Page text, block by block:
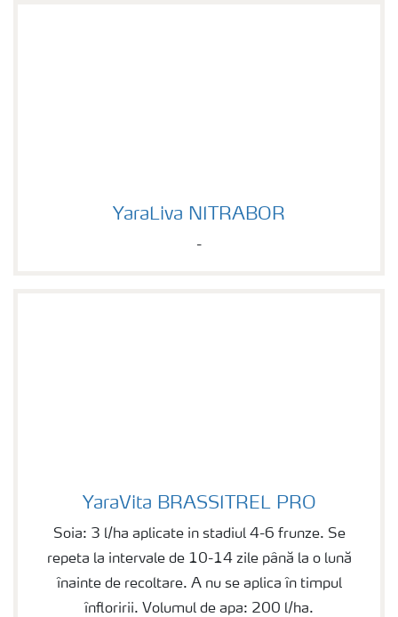
YaraLiva NITRABOR
-
YaraVita BRASSITREL PRO
Soia: 3 l/ha aplicate in stadiul 4-6 frunze. Se
repeta la intervale de 10-14 zile până la o lună
înainte de recoltare. A nu se aplica în timpul
înfloririi. Volumul de apa: 200 l/ha.